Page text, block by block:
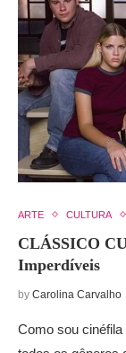
ARTE CULTURA
CLÁSSICO
Imperdíveis
by Carolina Carvalho
Como sou